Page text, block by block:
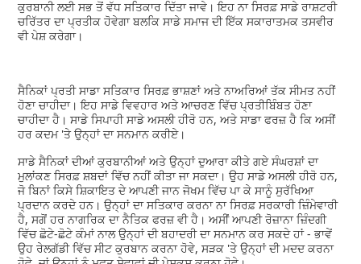
ਕੁਰਬਾਨੀ ਲਈ ਸਭ ਤੋਂ ਵੱਧ ਸਤਿਕਾਰ ਦਿੱਤਾ ਜਾਵੇ। ਇਹ ਨਾ ਸਿਰਫ਼ ਸਾਡੇ ਰਾਸ਼ਟਰੀ
ਚਰਿੱਤਰ ਦਾ ਪ੍ਰਤੀਕ ਹੋਵੇਗਾ ਬਲਕਿ ਸਾਡੇ ਸਮਾਜ ਦੀ ਇੱਕ ਸਕਾਰਾਤਮਕ ਤਸਵੀਰ
ਵੀ ਪੇਸ਼ ਕਰੇਗਾ।
ਸੈਨਿਕਾਂ ਪ੍ਰਤੀ ਸਾਡਾ ਸਤਿਕਾਰ ਸਿਰਫ਼ ਭਾਸ਼ਣਾਂ ਅਤੇ ਨਾਅਰਿਆਂ ਤੱਕ ਸੀਮਤ ਨਹੀਂ
ਹੋਣਾ ਚਾਹੀਦਾ। ਇਹ ਸਾਡੇ ਵਿਵਹਾਰ ਅਤੇ ਆਚਰਣ ਵਿੱਚ ਪ੍ਰਤੀਬਿੰਬਤ ਹੋਣਾ
ਚਾਹੀਦਾ ਹੈ। ਸਾਡੇ ਸਿਪਾਹੀ ਸਾਡੇ ਅਸਲੀ ਹੀਰੋ ਹਨ, ਅਤੇ ਸਾਡਾ ਫਰਜ਼ ਹੈ ਕਿ ਅਸੀਂ
ਹਰ ਕਦਮ 'ਤੇ ਉਨ੍ਹਾਂ ਦਾ ਸਨਮਾਨ ਕਰੀਏ।
ਸਾਡੇ ਸੈਨਿਕਾਂ ਦੀਆਂ ਕੁਰਬਾਨੀਆਂ ਅਤੇ ਉਨ੍ਹਾਂ ਦੁਆਰਾ ਕੀਤੇ ਗਏ ਸੰਘਰਸ਼ਾਂ ਦਾ
ਮੁਲਾਂਕਣ ਸਿਰਫ਼ ਸ਼ਬਦਾਂ ਵਿੱਚ ਨਹੀਂ ਕੀਤਾ ਜਾ ਸਕਦਾ। ਉਹ ਸਾਡੇ ਅਸਲੀ ਹੀਰੋ ਹਨ,
ਜੋ ਬਿਨਾਂ ਕਿਸੇ ਸ਼ਿਕਾਇਤ ਦੇ ਆਪਣੀ ਜਾਨ ਜੋਖਮ ਵਿੱਚ ਪਾ ਕੇ ਸਾਨੂੰ ਸੁਰੱਖਿਆ
ਪ੍ਰਦਾਨ ਕਰਦੇ ਹਨ। ਉਨ੍ਹਾਂ ਦਾ ਸਤਿਕਾਰ ਕਰਨਾ ਨਾ ਸਿਰਫ਼ ਸਰਕਾਰੀ ਜ਼ਿੰਮੇਵਾਰੀ
ਹੈ, ਸਗੋਂ ਹਰ ਨਾਗਰਿਕ ਦਾ ਨੈਤਿਕ ਫਰਜ਼ ਵੀ ਹੈ। ਅਸੀਂ ਆਪਣੀ ਰੋਜ਼ਾਨਾ ਜ਼ਿੰਦਗੀ
ਵਿੱਚ ਛੋਟੇ-ਛੋਟੇ ਕੰਮਾਂ ਨਾਲ ਉਨ੍ਹਾਂ ਦੀ ਬਹਾਦਰੀ ਦਾ ਸਨਮਾਨ ਕਰ ਸਕਦੇ ਹਾਂ - ਭਾਵੇਂ
ਉਹ ਰੇਲਗੱਡੀ ਵਿੱਚ ਸੀਟ ਕੁਰਬਾਨ ਕਰਨਾ ਹੋਵੇ, ਸੜਕ 'ਤੇ ਉਨ੍ਹਾਂ ਦੀ ਮਦਦ ਕਰਨਾ